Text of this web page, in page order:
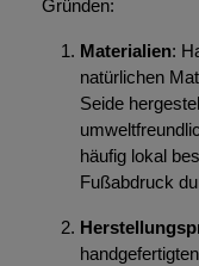
Gründen:
Materialien:
natürlichen
Seide
häufig lokal
Fußabdruck